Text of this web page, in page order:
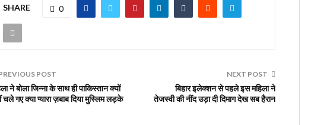
SHARE 0
POST
ने बोला जिन्ना के साथ ही पाकिस्तान क्यों
चले गए क्या प्यारा ज़बाब दिया मुस्लिम लड़के
NEXT POST
बिहार इलेक्शन से पहले इस महिला ने
तेजस्वी की नींद उड़ा दी दिमाग देख सब हैरान